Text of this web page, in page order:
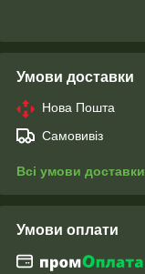
Умови доставки
Нова Пошта
Самовивіз
Всі умови доставки
Умови оплати